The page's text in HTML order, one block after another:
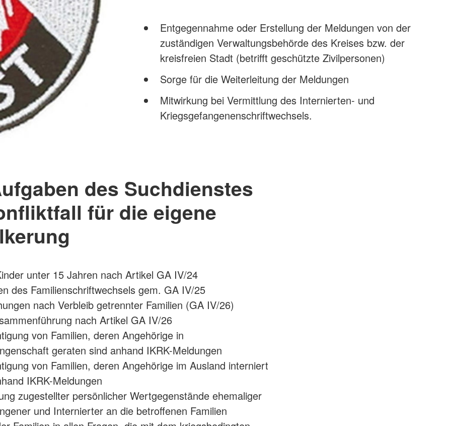
Entgegennahme oder Erstellung der Meldungen von der
zuständigen Verwaltungsbehörde des Kreises bzw. der
kreisfreien Stadt (betrifft geschützte Zivilpersonen)
Sorge für die Weiterleitung der Meldungen
Mitwirkung bei Vermittlung des Internierten- und
Kriegsgefangenenschriftwechsels.
des Suchdienstes
für die eigene
unter 15 Jahren nach Artikel GA IV/24
des Familienschriftwechsels gem. GA IV/25
nach Verbleib getrennter Familien (GA IV/26)
nach Artikel GA IV/26
von Familien, deren Angehörige in
geraten sind anhand IKRK-Meldungen
von Familien, deren Angehörige im Ausland interniert
IKRK-Meldungen
zugestellter persönlicher Wertgegenstände ehemaliger
und Internierter an die betroffenen Familien